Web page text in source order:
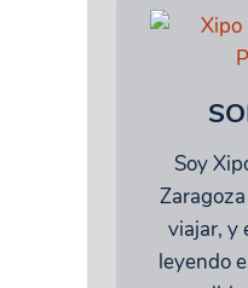
Soy
viajar, y
leyendo